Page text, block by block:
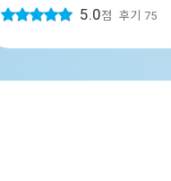
5.0점 후기 75